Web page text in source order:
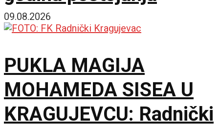
09.08.2026
PUKLA MAGIJA
MOHAMEDA SISEA U
KRAGUJEVCU: Radnički